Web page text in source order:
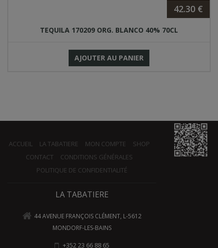
42.30 €
TEQUILA 170209 ORG. BLANCO 40% 70CL
AJOUTER AU PANIER
ACCUEIL LA TABATIERE MON COMPTE
SHOP
CONTACT
CONDITIONS GÉNÉRALES
POLITIQUE DE CONFIDENTIALITÉ
LA TABATIERE
44 AVENUE FRANÇOIS CLÉMENT, L-5612
MONDORF-LES-BAINS
+352 23 66 88 65